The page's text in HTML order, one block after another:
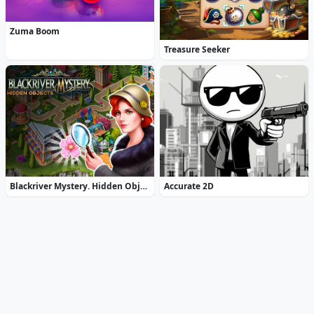
Zuma Boom
Treasure Seeker
Blackriver Mystery. Hidden Objects Accurate 2D